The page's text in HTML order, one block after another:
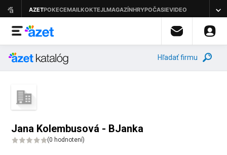
Hľadať firmu
Jana Kolembusová - BJanka
(0 hodnotení)